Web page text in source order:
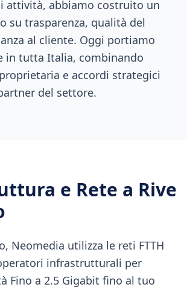
attività, abbiamo costruito un
su trasparenza, qualità del
al cliente. Oggi portiamo
in tutta Italia, combinando
e accordi strategici
del settore.
e Rete a Rive
Neomedia utilizza le reti FTTH
infrastrutturali per
Fino a 2.5 Gigabit fino al tuo